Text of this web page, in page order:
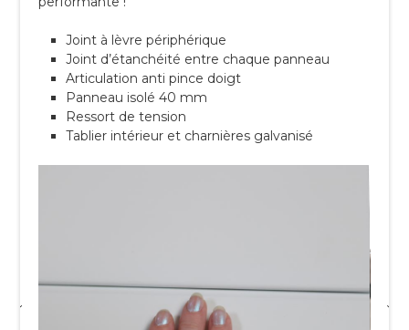
Joint à lèvre périphérique
Joint d’étanchéité entre chaque panneau
Articulation anti pince doigt
Panneau isolé 40 mm
Ressort de tension
Tablier intérieur et charnières galvanisé